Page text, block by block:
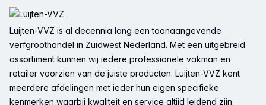
Luijten-VVZ is al decennia lang een toonaangevende
verfgroothandel in Zuidwest Nederland. Met een uitgebreid
assortiment kunnen wij iedere professionele vakman en
retailer voorzien van de juiste producten. Luijten-VVZ kent
meerdere afdelingen met ieder hun eigen specifieke
kenmerken waarbij kwaliteit en service altijd leidend zijn.